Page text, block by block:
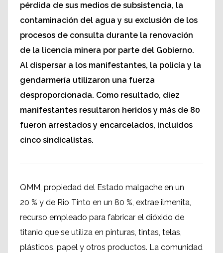
pérdida de sus medios de subsistencia, la
contaminación del agua y su exclusión de los
procesos de consulta durante la renovación
de la licencia minera por parte del Gobierno.
Al dispersar a los manifestantes, la policía y la
gendarmería utilizaron una fuerza
desproporcionada. Como resultado, diez
manifestantes resultaron heridos y más de 80
fueron arrestados y encarcelados, incluidos
cinco sindicalistas.
QMM, propiedad del Estado malgache en un
20 % y de Rio Tinto en un 80 %, extrae ilmenita,
recurso empleado para fabricar el dióxido de
titanio que se utiliza en pinturas, tintas, telas,
plásticos, papel y otros productos. La comunidad